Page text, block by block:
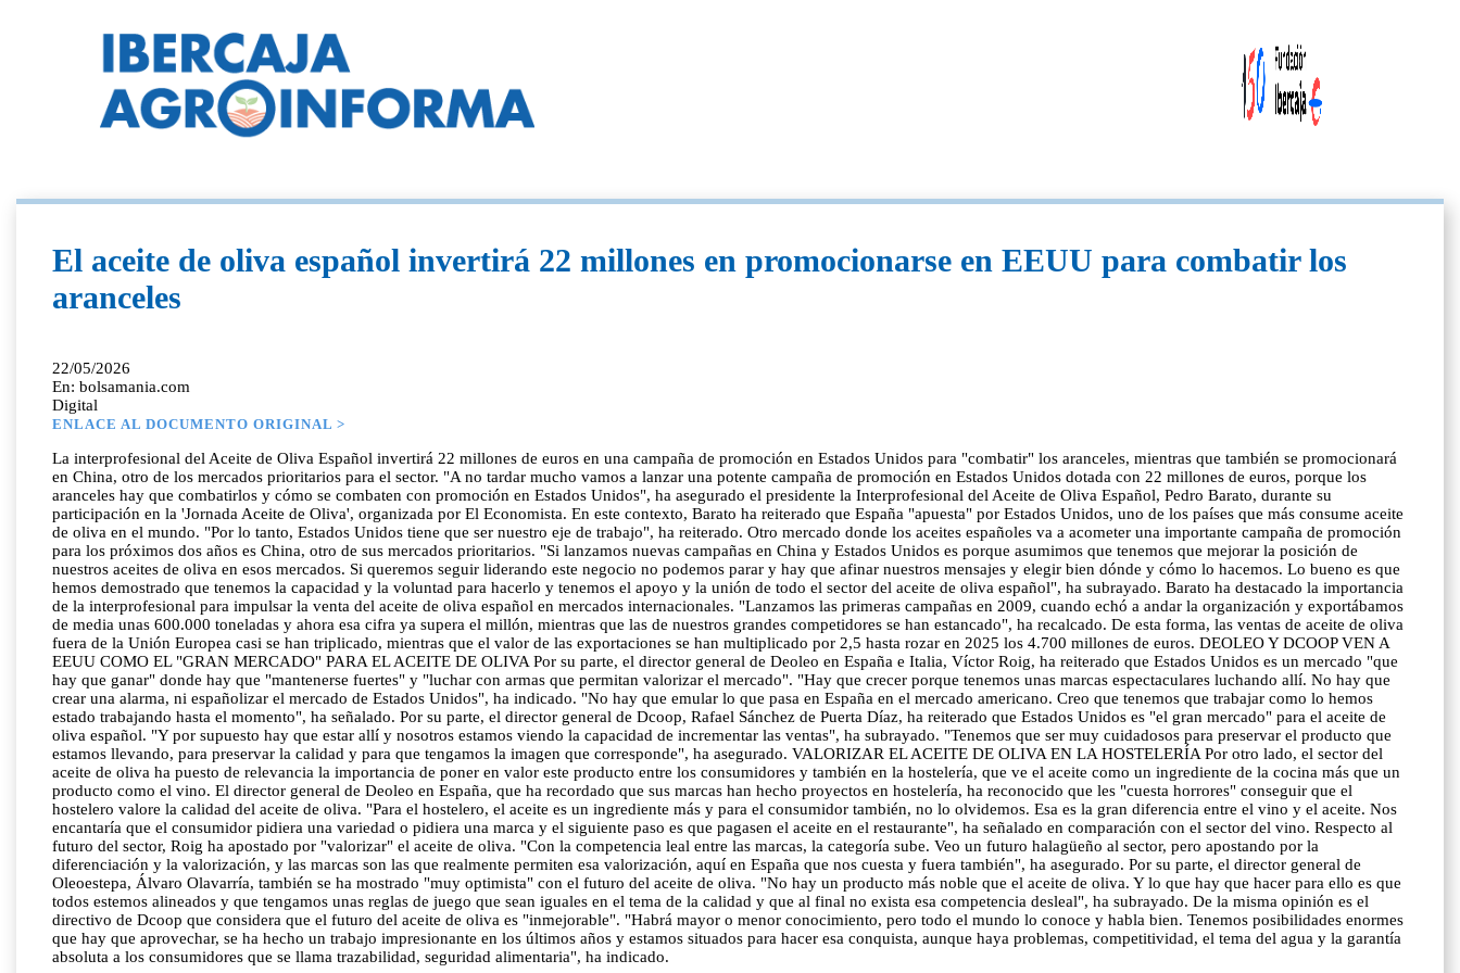
El aceite de oliva español invertirá 22 millones en promocionarse en EEUU para combatir los
aranceles
22/05/2026
En: bolsamania.com
Digital
ENLACE AL DOCUMENTO ORIGINAL >
La interprofesional del Aceite de Oliva Español invertirá 22 millones de euros en una campaña de promoción en Estados Unidos para "combatir" los aranceles, mientras que también se promocionará
en China, otro de los mercados prioritarios para el sector. "A no tardar mucho vamos a lanzar una potente campaña de promoción en Estados Unidos dotada con 22 millones de euros, porque los
aranceles hay que combatirlos y cómo se combaten con promoción en Estados Unidos", ha asegurado el presidente la Interprofesional del Aceite de Oliva Español, Pedro Barato, durante su
participación en la 'Jornada Aceite de Oliva', organizada por El Economista. En este contexto, Barato ha reiterado que España "apuesta" por Estados Unidos, uno de los países que más consume aceite
de oliva en el mundo. "Por lo tanto, Estados Unidos tiene que ser nuestro eje de trabajo", ha reiterado. Otro mercado donde los aceites españoles va a acometer una importante campaña de promoción
para los próximos dos años es China, otro de sus mercados prioritarios. "Si lanzamos nuevas campañas en China y Estados Unidos es porque asumimos que tenemos que mejorar la posición de
nuestros aceites de oliva en esos mercados. Si queremos seguir liderando este negocio no podemos parar y hay que afinar nuestros mensajes y elegir bien dónde y cómo lo hacemos. Lo bueno es que
hemos demostrado que tenemos la capacidad y la voluntad para hacerlo y tenemos el apoyo y la unión de todo el sector del aceite de oliva español", ha subrayado. Barato ha destacado la importancia
de la interprofesional para impulsar la venta del aceite de oliva español en mercados internacionales. "Lanzamos las primeras campañas en 2009, cuando echó a andar la organización y exportábamos
de media unas 600.000 toneladas y ahora esa cifra ya supera el millón, mientras que las de nuestros grandes competidores se han estancado", ha recalcado. De esta forma, las ventas de aceite de oliva
fuera de la Unión Europea casi se han triplicado, mientras que el valor de las exportaciones se han multiplicado por 2,5 hasta rozar en 2025 los 4.700 millones de euros. DEOLEO Y DCOOP VEN A
EEUU COMO EL "GRAN MERCADO" PARA EL ACEITE DE OLIVA Por su parte, el director general de Deoleo en España e Italia, Víctor Roig, ha reiterado que Estados Unidos es un mercado "que
hay que ganar" donde hay que "mantenerse fuertes" y "luchar con armas que permitan valorizar el mercado". "Hay que crecer porque tenemos unas marcas espectaculares luchando allí. No hay que
crear una alarma, ni españolizar el mercado de Estados Unidos", ha indicado. "No hay que emular lo que pasa en España en el mercado americano. Creo que tenemos que trabajar como lo hemos
estado trabajando hasta el momento", ha señalado. Por su parte, el director general de Dcoop, Rafael Sánchez de Puerta Díaz, ha reiterado que Estados Unidos es "el gran mercado" para el aceite de
oliva español. "Y por supuesto hay que estar allí y nosotros estamos viendo la capacidad de incrementar las ventas", ha subrayado. "Tenemos que ser muy cuidadosos para preservar el producto que
estamos llevando, para preservar la calidad y para que tengamos la imagen que corresponde", ha asegurado. VALORIZAR EL ACEITE DE OLIVA EN LA HOSTELERÍA Por otro lado, el sector del
aceite de oliva ha puesto de relevancia la importancia de poner en valor este producto entre los consumidores y también en la hostelería, que ve el aceite como un ingrediente de la cocina más que un
producto como el vino. El director general de Deoleo en España, que ha recordado que sus marcas han hecho proyectos en hostelería, ha reconocido que les "cuesta horrores" conseguir que el
hostelero valore la calidad del aceite de oliva. "Para el hostelero, el aceite es un ingrediente más y para el consumidor también, no lo olvidemos. Esa es la gran diferencia entre el vino y el aceite. Nos
encantaría que el consumidor pidiera una variedad o pidiera una marca y el siguiente paso es que pagasen el aceite en el restaurante", ha señalado en comparación con el sector del vino. Respecto al
futuro del sector, Roig ha apostado por "valorizar" el aceite de oliva. "Con la competencia leal entre las marcas, la categoría sube. Veo un futuro halagüeño al sector, pero apostando por la
diferenciación y la valorización, y las marcas son las que realmente permiten esa valorización, aquí en España que nos cuesta y fuera también", ha asegurado. Por su parte, el director general de
Oleoestepa, Álvaro Olavarría, también se ha mostrado "muy optimista" con el futuro del aceite de oliva. "No hay un producto más noble que el aceite de oliva. Y lo que hay que hacer para ello es que
todos estemos alineados y que tengamos unas reglas de juego que sean iguales en el tema de la calidad y que al final no exista esa competencia desleal", ha subrayado. De la misma opinión es el
directivo de Dcoop que considera que el futuro del aceite de oliva es "inmejorable". "Habrá mayor o menor conocimiento, pero todo el mundo lo conoce y habla bien. Tenemos posibilidades enormes
que hay que aprovechar, se ha hecho un trabajo impresionante en los últimos años y estamos situados para hacer esa conquista, aunque haya problemas, competitividad, el tema del agua y la garantía
absoluta a los consumidores que se llama trazabilidad, seguridad alimentaria", ha indicado.